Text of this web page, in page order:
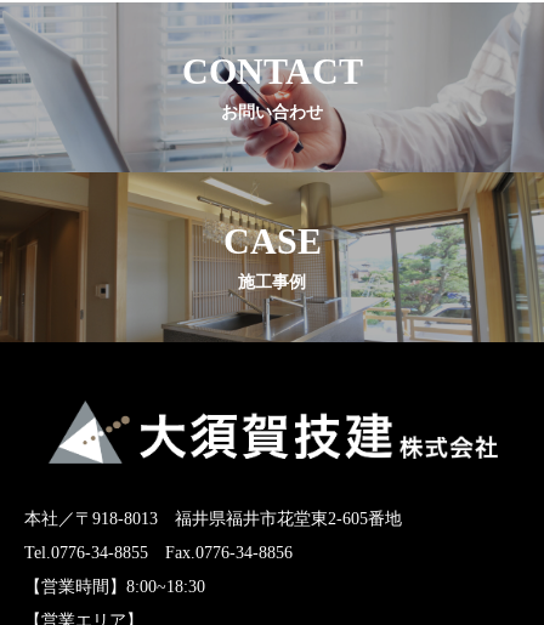
お知らせ・内見会情報
施工事例
分譲・土地情報
お問い合わせ
プライバシーポリシー
CONTACT
お問い合わせ
CASE
施工事例
本社／〒918-8013 福井県福井市花堂東2-605番地
Tel.0776-34-8855 Fax.0776-34-8856
【営業時間】8:00~18:30
【営業エリア】